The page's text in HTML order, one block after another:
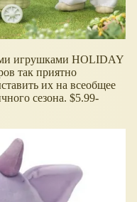
игрушками HOLIDAY
так приятно
их на всеобщее
сезона. $5.99-